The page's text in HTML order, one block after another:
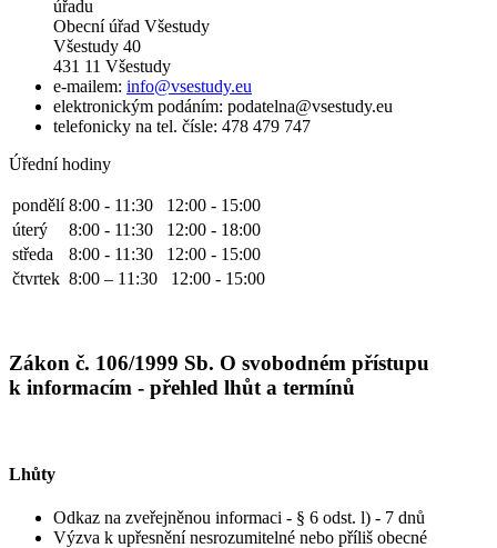
úřadu
Obecní úřad Všestudy
Všestudy 40
431 11 Všestudy
e-mailem: info@vsestudy.eu
elektronickým podáním: podatelna@vsestudy.eu
telefonicky na tel. čísle: 478 479 747
Úřední hodiny
pondělí 8:00 - 11:30 12:00 - 15:00
úterý
8:00 - 11:30 12:00 - 18:00
středa
8:00 - 11:30 12:00 - 15:00
čtvrtek 8:00 – 11:30 12:00 - 15:00
Zákon č. 106/1999 Sb. O svobodném přístupu
k informacím - přehled lhůt a termínů
Lhůty
Odkaz na zveřejněnou informaci - § 6 odst. l) - 7 dnů
Výzva k upřesnění nesrozumitelné nebo příliš obecné